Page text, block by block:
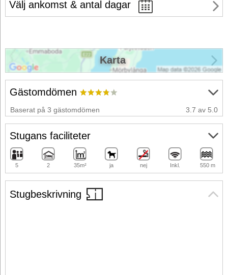
Välj ankomst & antal dagar
Stugbeskrivning
Gästomdömen
Baserat på 3 gästomdömen 3.7 av 5.0
Stugans faciliteter
5 2 35m² ja nej Inkl. 550 m
Karta